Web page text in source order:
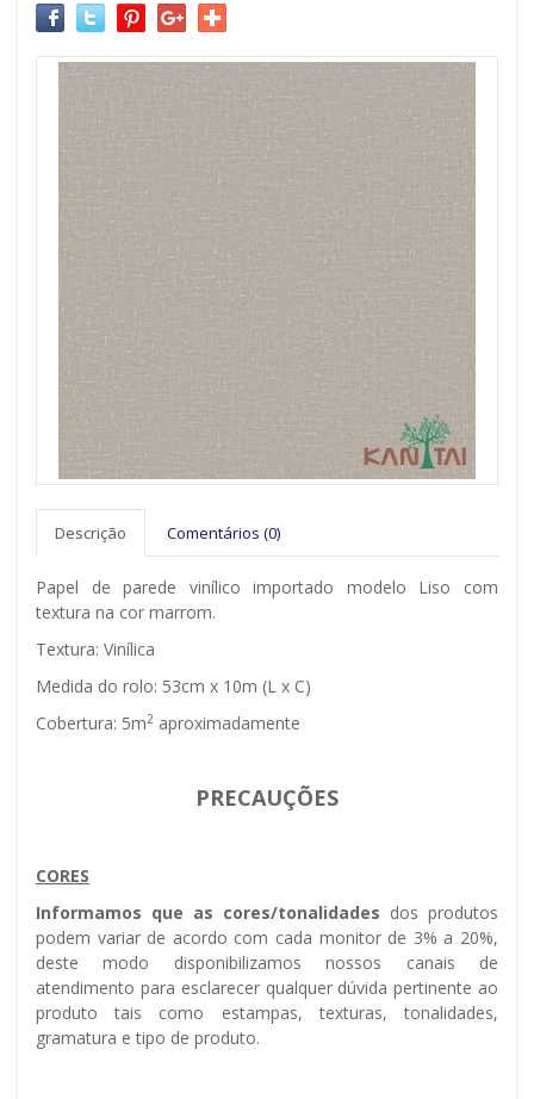
Descrição Comentários (0)
Papel de parede vinílico importado modelo Liso com
textura na cor marrom.
Textura: Vinílica
Medida do rolo: 53cm x 10m (L x C)
Cobertura: 5m2 aproximadamente
PRECAUÇÕES
CORES
Informamos que as cores/tonalidades dos produtos
podem variar de acordo com cada monitor de 3% a 20%,
deste modo disponibilizamos nossos canais de
atendimento para esclarecer qualquer dúvida pertinente ao
produto tais como estampas, texturas, tonalidades,
gramatura e tipo de produto.